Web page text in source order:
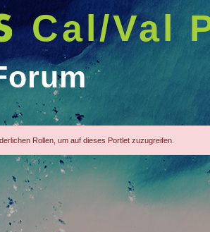
Cal/Val
Rollen, um auf dieses Portlet zuzugreifen.